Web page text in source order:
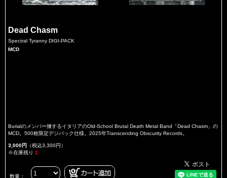
Dead Chasm
Spectral Tyranny DIGI-PACK
MCD
Burialのメンバー擁するイタリアのOld-School Brutal Death Metal Band「Dead Chasm」の
MCD。500枚限定デジパック仕様。2025年Transcending Obscurity Records。
3,000円 （税込3,300円）
※在庫残り 2
数量：